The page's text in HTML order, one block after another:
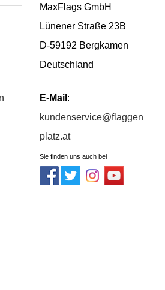
MaxFlags GmbH
Lünener Straße 23B
D-59192 Bergkamen
Deutschland
E-Mail :
kundenservice@flaggen
platz.at
Sie finden uns auch bei